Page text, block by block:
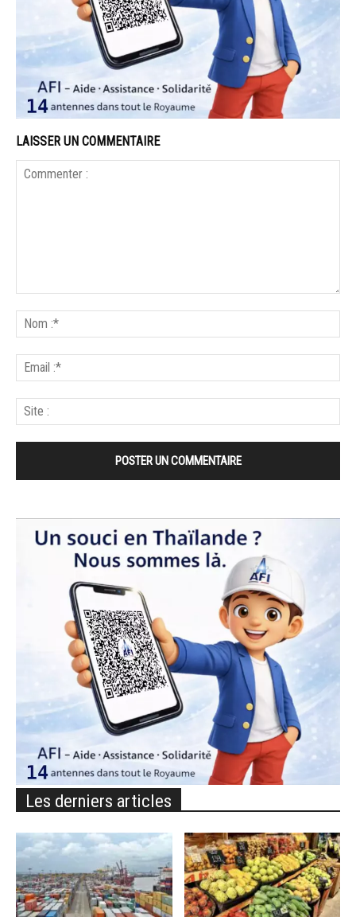
LAISSER UN COMMENTAIRE
Les derniers articles